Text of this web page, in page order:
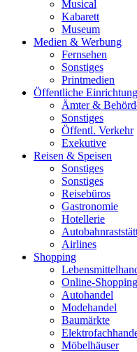
Musical
Kabarett
Museum
Medien & Werbung
Fernsehen
Sonstiges
Printmedien
Öffentliche
Ämter &
Sonstiges
Öffentl. Verkehr
Exekutive
Reisen & Speisen
Sonstiges
Sonstiges
Reisebüros
Gastronomie
Hotellerie
Airlines
Shopping
Online-Shopping
Autohandel
Modehandel
Baumärkte
Möbelhäuser